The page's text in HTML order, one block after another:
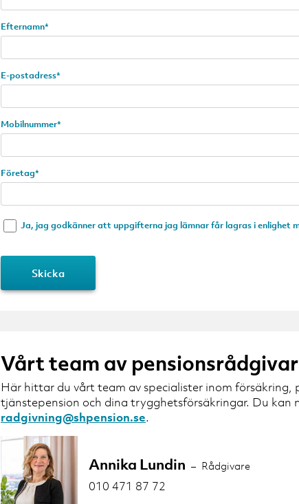
Efternamn*
E-postadress*
Mobilnummer*
Företag*
Ja, jag godkänner att uppgifterna jag lämnar får lagras i enlighet
Vårt team av
Här hittar du vårt team av specialister inom
tjänstepension och dina trygghetsförsäkringar. Du kan
radgivning@shpension.se.
Annika Lundin Rådgivare
010 471 87 72